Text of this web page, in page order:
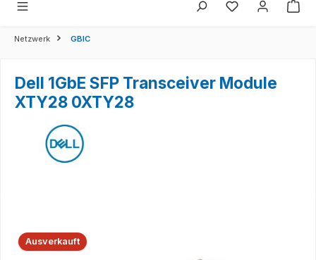
Sie haben 0
Netzwerk GBIC
Dell 1GbE SFP Transceiver Module
XTY28 0XTY28
Bildergalerie überspringen
Ausverkauft